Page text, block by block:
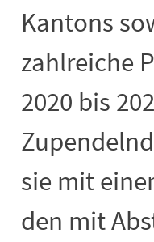
Kantons
zahlreiche
2020 bis
sie mit
den mit